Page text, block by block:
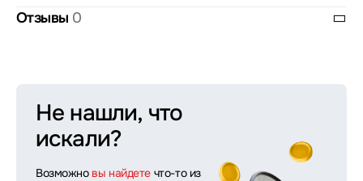
Отзывы 0
Не нашли, что
искали?
Возможно вы найдете что-то из